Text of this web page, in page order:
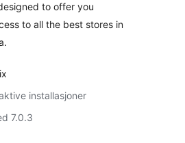
to offer you
to all the best stores in
installasjoner
7.0.3